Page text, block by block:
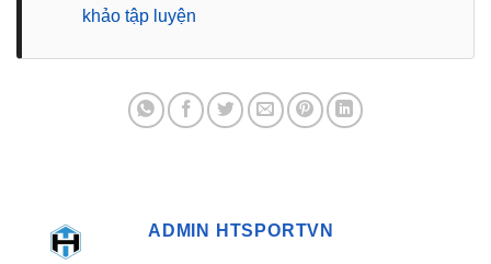
khảo tập luyện
ADMIN HTSPORTVN